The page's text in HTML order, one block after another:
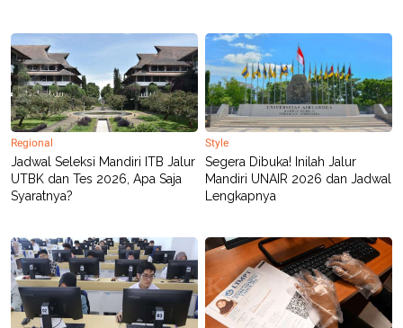
Regional
Jadwal Seleksi Mandiri ITB Jalur
UTBK dan Tes 2026, Apa Saja
Syaratnya?
Style
Segera Dibuka! Inilah Jalur
Mandiri UNAIR 2026 dan Jadwal
Lengkapnya